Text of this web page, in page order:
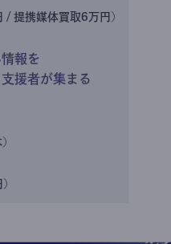
/ 提携媒体買取6万円)
報を
援者が集まる
)
)